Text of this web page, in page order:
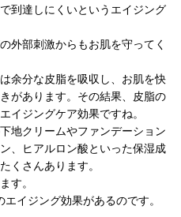
到達しにくいというエイジング
外部刺激からもお肌を守ってく
余分な皮脂を吸収し、お肌を快
があります。その結果、皮脂の
イジングケア効果ですね。
地クリームやファンデーション
、ヒアルロン酸といった保湿成
くさんあります。
す。
イジング効果があるのです。